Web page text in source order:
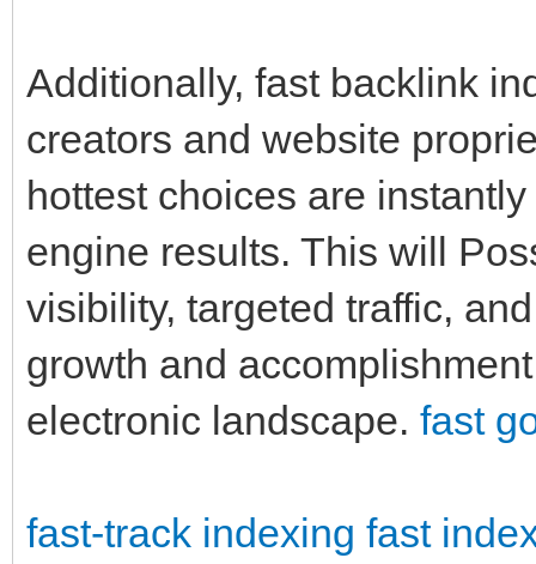
Additionally, fast backlink
creators and website
hottest choices are
engine results. This will
visibility, targeted traffic,
growth and
electronic landscape. fast
fast-track indexing fast